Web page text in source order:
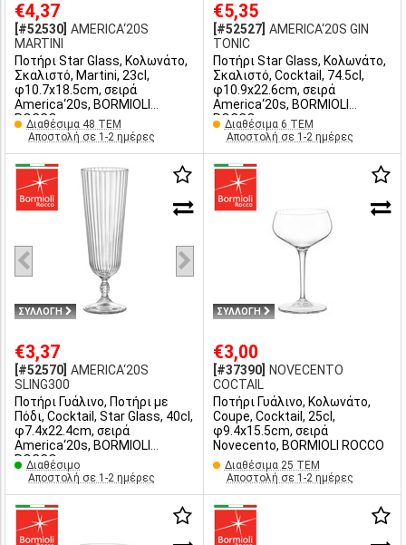
€4,37
[#52530] AMERICA‘20S
MARTINI
Ποτήρι Star Glass, Κολωνάτο,
Σκαλιστό, Martini, 23cl,
φ10.7x18.5cm, σειρά
America‘20s, BORMIOLI
ROCCO
Διαθέσιμα 48 ΤΕΜ
Αποστολή σε 1-2 ημέρες
€5,35
[#52527] AMERICA‘20S GIN
TONIC
Ποτήρι Star Glass, Κολωνάτο,
Σκαλιστό, Cocktail, 74.5cl,
φ10.9x22.6cm, σειρά
America‘20s, BORMIOLI
ROCCO
Διαθέσιμα 6 ΤΕΜ
Αποστολή σε 1-2 ημέρες
ΣΥΛΛΟΓΗ
€3,37
[#52570] AMERICA‘20S
SLING300
Ποτήρι Γυάλινο, Ποτήρι με
Πόδι, Cocktail, Star Glass, 40cl,
φ7.4x22.4cm, σειρά
America‘20s, BORMIOLI
ROCCO
Διαθέσιμο
Αποστολή σε 1-2 ημέρες
ΣΥΛΛΟΓΗ
€3,00
[#37390]
NOVECENTO
COCTAIL
Ποτήρι Γυάλινο, Κολωνάτο,
Coupe, Cocktail, 25cl,
φ9.4x15.5cm, σειρά
Novecento, BORMIOLI ROCCO
Διαθέσιμα 25 ΤΕΜ
Αποστολή σε 1-2 ημέρες